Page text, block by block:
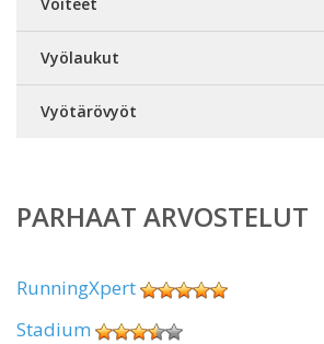
Vyölaukut
Vyötärövyöt
PARHAAT ARVOSTELUT
RunningXpert
Stadium